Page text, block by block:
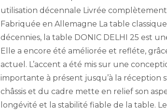
utilisation décennale Livrée
Fabriquée en Allemagne La table
décennies, la table DONIC DELHI 25 est
Elle a encore été améliorée et refléte,
actuel. L’accent a été mis sur une
importante à présent jusqu’à la
châssis et du cadre mette en relief son
longévité et la stabilité fiable de la table.